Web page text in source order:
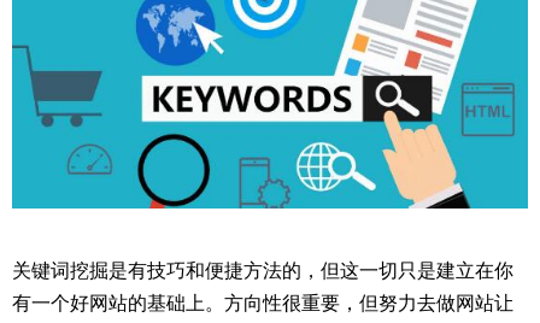
关键词挖掘是有技巧和便捷方法的，但这一切只是建立在你
有一个好网站的基础上。方向性很重要，但努力去做网站让